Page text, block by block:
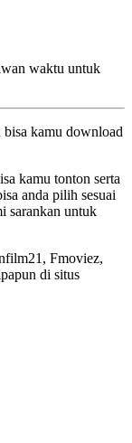
waktu untuk
kamu download
kamu tonton serta
anda pilih sesuai
sarankan untuk
Fmoviez,
di situs